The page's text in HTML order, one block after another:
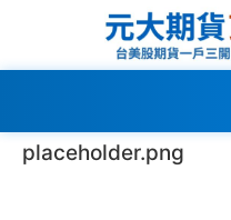
placeholder.png